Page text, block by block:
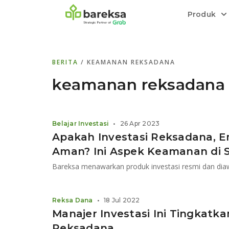
Produk
Transaksi cepat,all in one
Bebas pilih partner penyimpanan, harga
relatif stabil.
Menyediakan layanan manajemen
Informasi terkini dan tepercaya terkait
Kenali rekam jejak dan
BERITA / KEAMANAN REKSADANA
keamanan reksadana
Apakah Investasi Reksadana,
Aman? Ini Aspek Keamanan di
Belajar Investasi • 26 Apr 2023
Manajer Investasi Ini
Reksa Dana • 18 Jul 2022